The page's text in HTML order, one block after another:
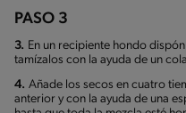
PASO 3
3. En un recipiente hondo
tamízalos con la ayuda de un
4. Añade los secos en cuatro
anterior y con la ayuda de una